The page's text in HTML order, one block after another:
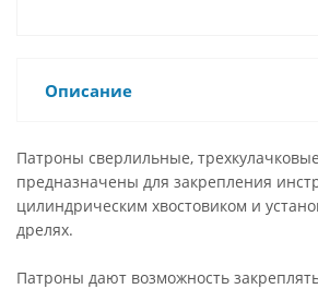
Описание
Патроны сверлильные,
предназначены для закрепления
цилиндрическим хвостовиком и
дрелях.
Патроны дают возможность